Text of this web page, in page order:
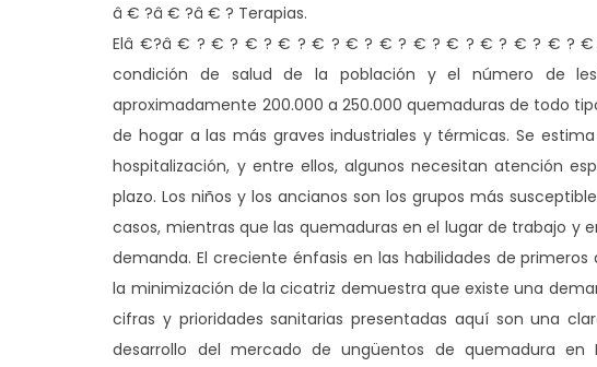
â € ?â € ?â € ? Terapias.
Elâ €?â € ? € ? € ? € ? € ? € ? € ? € ? € ? € ? € ? € ? €
condición de salud de la población y el número de
aproximadamente 200.000 a 250.000 quemaduras de todo
de hogar a las más graves industriales y térmicas. Se
hospitalización, y entre ellos, algunos necesitan atención
plazo. Los niños y los ancianos son los grupos más
casos, mientras que las quemaduras en el lugar de trabajo y
demanda. El creciente énfasis en las habilidades de
la minimización de la cicatriz demuestra que existe una
cifras y prioridades sanitarias presentadas aquí son una
desarrollo del mercado de ungüentos de quemadura